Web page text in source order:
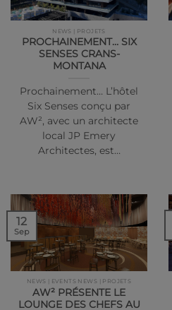
NEWS | PROJETS
PROCHAINEMENT… SIX
SENSES CRANS-
MONTANA
Prochainement… L’hôtel
Six Senses conçu par
AW², avec un architecte
local JP Emery
Architectes, est…
NEWS | EVENTS NEWS | PROJETS
AW² PRÉSENTE LE
LOUNGE DES CHEFS AU
12
Sep